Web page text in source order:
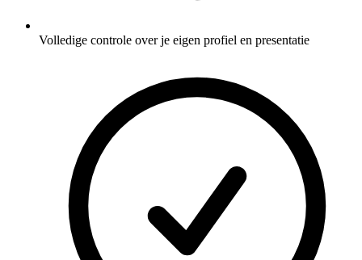
Volledige controle over je eigen profiel en presentatie